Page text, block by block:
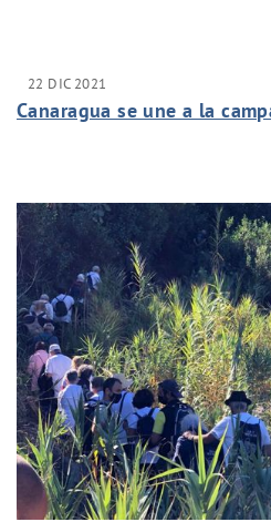
22 DIC 2021
Canaragua se une a la